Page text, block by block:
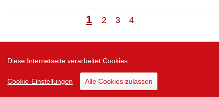
Diese Internetseite verarbeitet Cookies.
Cookie-Einstellungen Alle Cookies zulassen
1 2 3 4